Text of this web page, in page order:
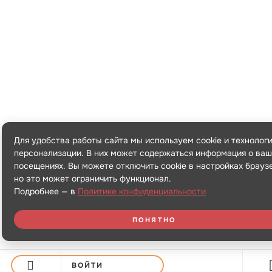
ВОЙТИ
Для удобства работы сайта мы используем cookie и
персонализации. В них может содержаться информация о
посещениях. Вы можете отключить cookie в настройках
но это может ограничить функционал.
Подробнее — в Политике конфиденциальности
ПОНЯТНО